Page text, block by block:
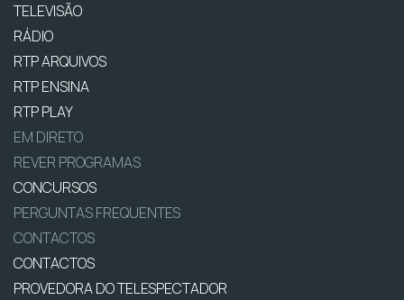
TELEVISÃO
RÁDIO
RTP ARQUIVOS
RTP ENSINA
RTP PLAY
EM DIRETO
REVER PROGRAMAS
CONCURSOS
PERGUNTAS FREQUENTES
CONTACTOS
CONTACTOS
PROVEDORA DO TELESPECTADOR